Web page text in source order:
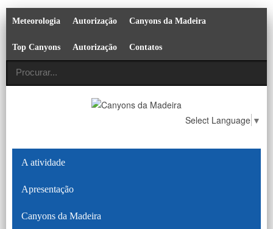
Meteorologia Autorização Canyons da Madeira
Top Canyons Autorização Contatos
Select Language ▼
A atividade
Apresentação
Canyons da Madeira